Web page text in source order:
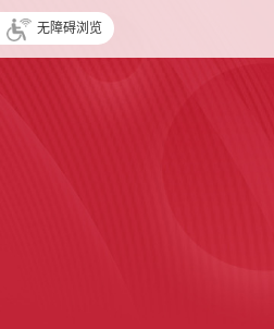
无障碍浏览